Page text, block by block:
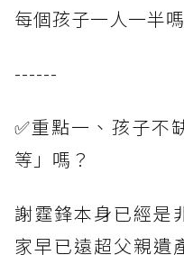
每個孩子一人一半
------
✅重點一、孩子不
等」嗎？
謝霆鋒本身已經是
家早已遠超父親遺